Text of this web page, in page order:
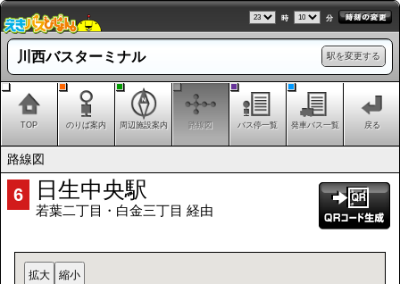
時 分
駅を変更する
川西バスターミナル
TOP のりば案内 周辺施設案内 路線図 バス停一覧 発車バス一覧 戻る
路線図
6 日生中央駅
若葉二丁目・白金三丁目 経由